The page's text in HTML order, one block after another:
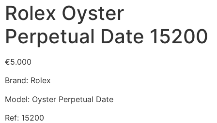
Rolex Oyster
Perpetual Date 15200
€5.000
Brand: Rolex
Model: Oyster Perpetual Date
Ref: 15200